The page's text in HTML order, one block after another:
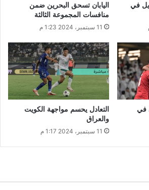
في
اليابان تسحق البحرين ضمن
منافسات المجموعة الثالثة
11 سبتمبر، 2024 1:23 م
في
التعادل يحسم مواجهة الكويت
والعراق
11 سبتمبر، 2024 1:17 م